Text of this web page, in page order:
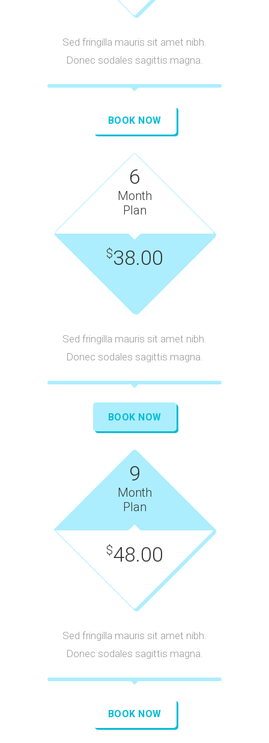
Sed fringilla mauris sit amet nibh.
Donec sodales sagittis magna.
BOOK NOW
6
Month
Plan
$38.00
Sed fringilla mauris sit amet nibh.
Donec sodales sagittis magna.
BOOK NOW
9
Month
Plan
$48.00
Sed fringilla mauris sit amet nibh.
Donec sodales sagittis magna.
BOOK NOW